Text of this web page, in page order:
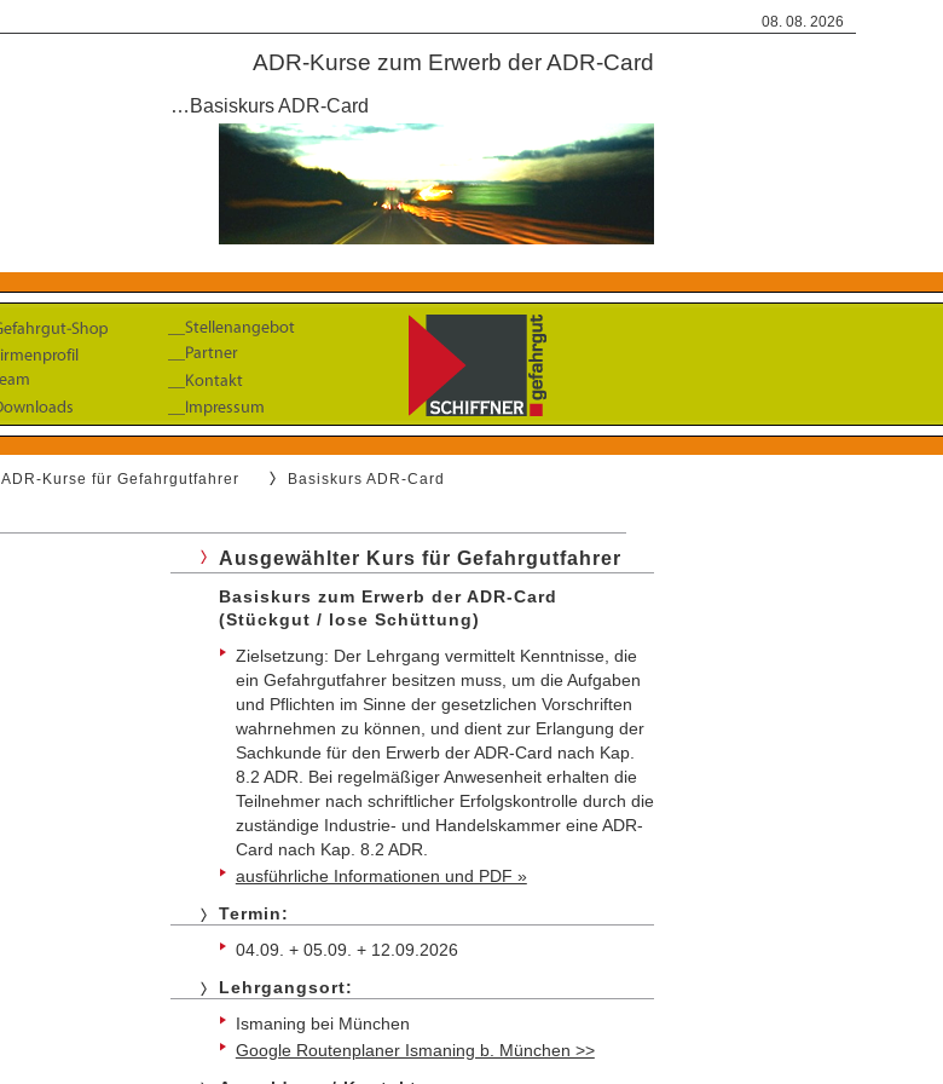
08. 08. 2026
ADR-Kurse für Gefahrgutfahrer
Basiskurs ADR-Card
ADR-Kurse zum Erwerb der ADR-Card
…Basiskurs ADR-Card
Ausgewählter Kurs für Gefahrgutfahrer
Basiskurs zum Erwerb der ADR-Card
(Stückgut / lose Schüttung)
Zielsetzung: Der Lehrgang vermittelt Kenntnisse, die
ein Gefahrgutfahrer besitzen muss, um die Aufgaben
und Pflichten im Sinne der gesetzlichen Vorschriften
wahrnehmen zu können, und dient zur Erlangung der
Sachkunde für den Erwerb der ADR-Card nach Kap.
8.2 ADR. Bei regelmäßiger Anwesenheit erhalten die
Teilnehmer nach schriftlicher Erfolgskontrolle durch die
zuständige Industrie- und Handelskammer eine ADR-
Card nach Kap. 8.2 ADR.
ausführliche Informationen und PDF »
Termin:
04.09. + 05.09. + 12.09.2026
Lehrgangsort:
Ismaning bei München
Google Routenplaner Ismaning b. München >>